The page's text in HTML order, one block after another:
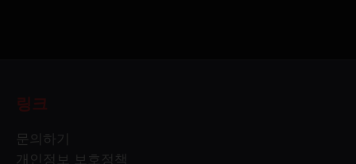
링크
문의하기
개인정보 보호정책